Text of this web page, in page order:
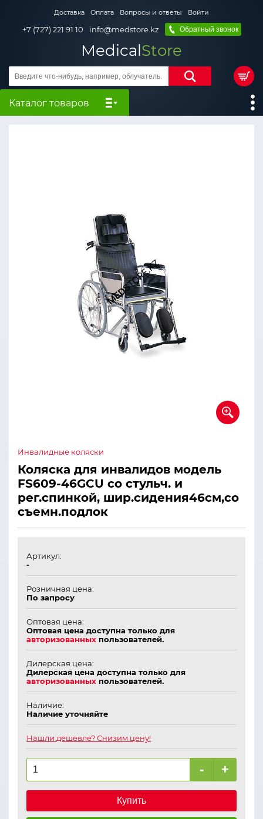
Доставка Оплата Вопросы и ответы Войти
+7 (727) 221 91 10 info@medstore.kz Обратный звонок
MedicalStore
Каталог товаров
Инвалидные коляски
Коляска для инвалидов модель
FS609-46GCU со стульч. и
рег.спинкой, шир.сидения46см,со
съемн.подлок
Артикул:
-
Розничная цена:
По запросу
Оптовая цена:
Оптовая цена доступна только для
авторизованных пользователей.
Дилерская цена:
Дилерская цена доступна только для
авторизованных пользователей.
Наличие:
Наличие уточняйте
Нашли дешевле? Снизим цену!
- +
Купить